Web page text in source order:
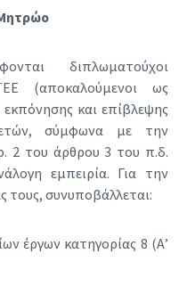
διπλωματούχοι
(αποκαλούμενοι ως
και επίβλεψης
σύμφωνα με την
2 του άρθρου 3 του π.δ.
εμπειρία. Για την
τους, συνυποβάλλεται:
έργων κατηγορίας 8 (Α’